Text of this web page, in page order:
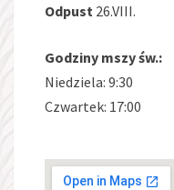
Odpust 26.VIII.
Godziny mszy św.:
Niedziela: 9:30
Czwartek: 17:00